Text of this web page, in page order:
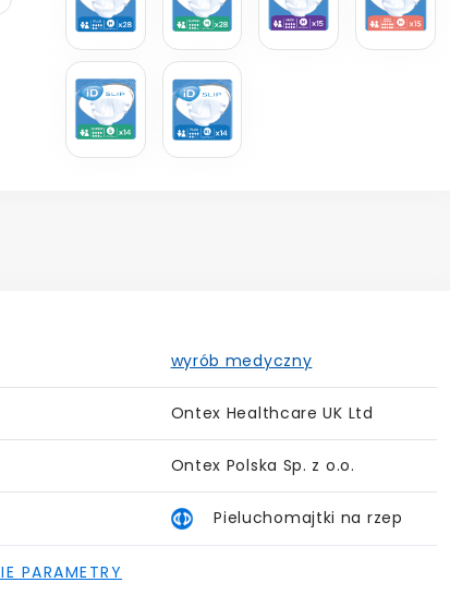
wyrób medyczny
Ontex Healthcare UK Ltd
Ontex Polska Sp. z o.o.
Pieluchomajtki na rzep
PARAMETRY